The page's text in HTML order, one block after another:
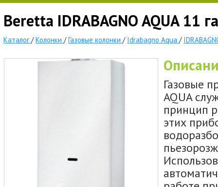
Beretta IDRABAGNO AQUA 11
Каталог /Колонки /Газовые колонки / Idrabagno Aqua /
Газовые
AQUA
принцип
этих